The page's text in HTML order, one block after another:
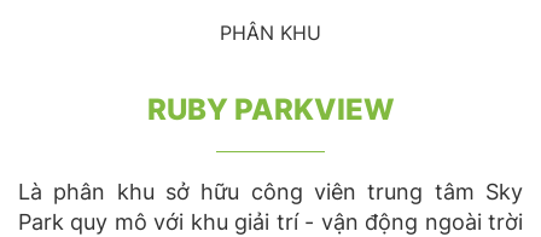
PHÂN KHU
RUBY PARKVIEW
Là phân khu sở hữu công viên trung tâm Sky
Park quy mô với khu giải trí - vận động ngoài trời